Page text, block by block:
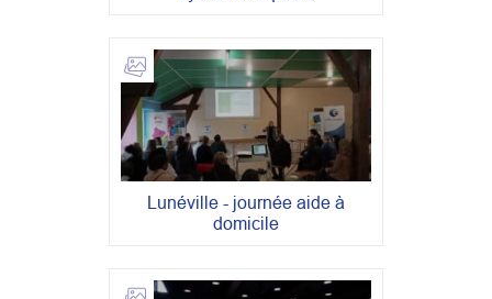
Lunéville - journée aide à
domicile